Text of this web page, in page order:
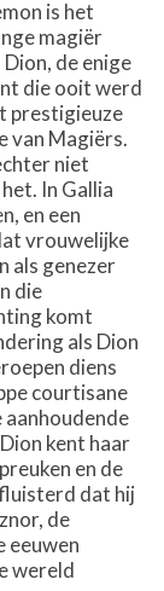
is het
magiër
de enige
die ooit werd
prestigieuze
van Magiërs.
niet
In Gallia
en een
vrouwelijke
als genezer
die
komt
als Dion
diens
courtisane
kent haar
en de
dat hij
de
eeuwen
wereld